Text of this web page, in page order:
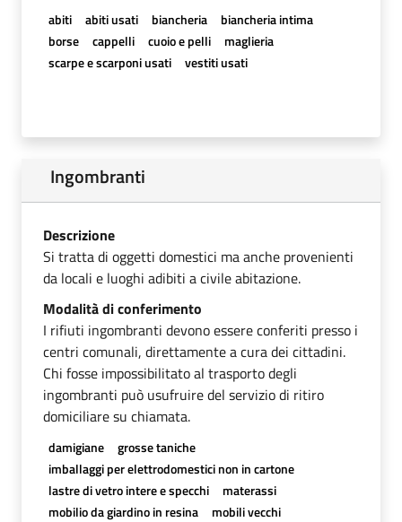
abiti abiti usati biancheria
biancheria intima
borse
cappelli cuoio e pelli
maglieria
scarpe e scarponi usati
vestiti usati
Ingombranti
Descrizione
Si tratta di oggetti domestici ma anche provenienti
da locali e luoghi adibiti a civile abitazione.
Modalità di conferimento
I rifiuti ingombranti devono essere conferiti presso i
centri comunali, direttamente a cura dei cittadini.
Chi fosse impossibilitato al trasporto degli
ingombranti può usufruire del servizio di ritiro
domiciliare su chiamata.
damigiane
grosse taniche
imballaggi per elettrodomestici non in cartone
lastre di vetro intere e specchi
materassi
mobilio da giardino in resina
mobili vecchi